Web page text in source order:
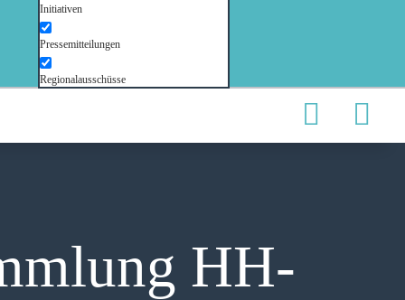
Initiativen
Pressemitteilungen
Regionalausschüsse
HH-